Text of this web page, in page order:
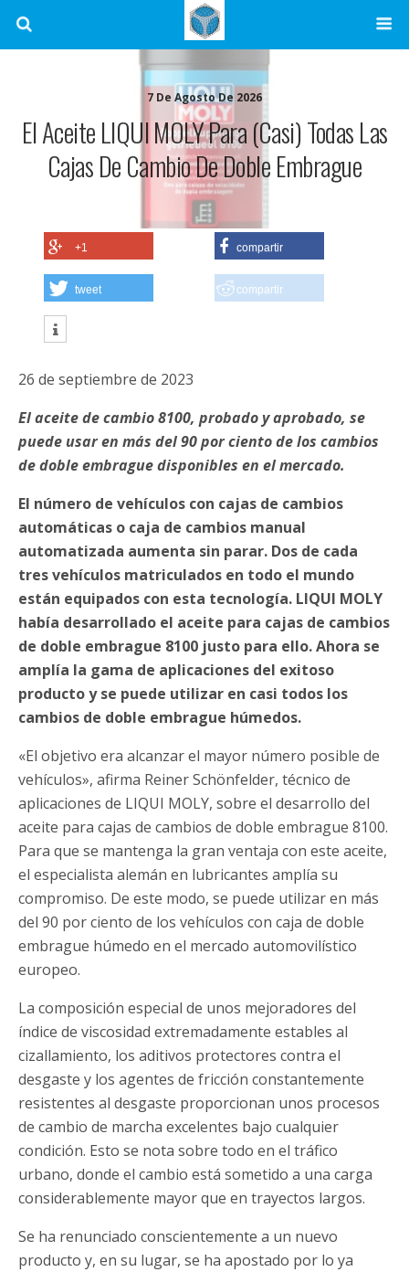
7 De Agosto De 2026
El Aceite LIQUI MOLY Para (casi) Todas Las
Cajas De Cambio De Doble Embrague
+1 compartir
tweet compartir
26 de septiembre de 2023
El aceite de cambio 8100, probado y aprobado, se
puede usar en más del 90 por ciento de los cambios
de doble embrague disponibles en el mercado.
El número de vehículos con cajas de cambios
automáticas o caja de cambios manual
automatizada aumenta sin parar. Dos de cada
tres vehículos matriculados en todo el mundo
están equipados con esta tecnología. LIQUI MOLY
había desarrollado el aceite para cajas de cambios
de doble embrague 8100 justo para ello. Ahora se
amplía la gama de aplicaciones del exitoso
producto y se puede utilizar en casi todos los
cambios de doble embrague húmedos.
«El objetivo era alcanzar el mayor número posible de
vehículos», afirma Reiner Schönfelder, técnico de
aplicaciones de LIQUI MOLY, sobre el desarrollo del
aceite para cajas de cambios de doble embrague 8100.
Para que se mantenga la gran ventaja con este aceite,
el especialista alemán en lubricantes amplía su
compromiso. De este modo, se puede utilizar en más
del 90 por ciento de los vehículos con caja de doble
embrague húmedo en el mercado automovilístico
europeo.
La composición especial de unos mejoradores del
índice de viscosidad extremadamente estables al
cizallamiento, los aditivos protectores contra el
desgaste y los agentes de fricción constantemente
resistentes al desgaste proporcionan unos procesos
de cambio de marcha excelentes bajo cualquier
condición. Esto se nota sobre todo en el tráfico
urbano, donde el cambio está sometido a una carga
considerablemente mayor que en trayectos largos.
Se ha renunciado conscientemente a un nuevo
producto y, en su lugar, se ha apostado por lo ya